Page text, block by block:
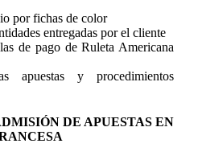
por fichas de color
entregadas por el cliente
de pago de Ruleta Americana
apuestas y procedimientos
DE APUESTAS EN